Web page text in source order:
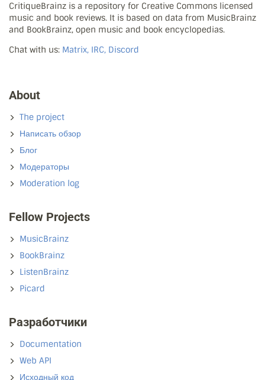
CritiqueBrainz is a repository for Creative Commons licensed
music and book reviews. It is based on data from MusicBrainz
and BookBrainz, open music and book encyclopedias.
Chat with us: Matrix, IRC, Discord
About
The project
Написать обзор
Блог
Модераторы
Moderation log
Fellow Projects
MusicBrainz
BookBrainz
ListenBrainz
Picard
Разработчики
Documentation
Web API
Исходный код